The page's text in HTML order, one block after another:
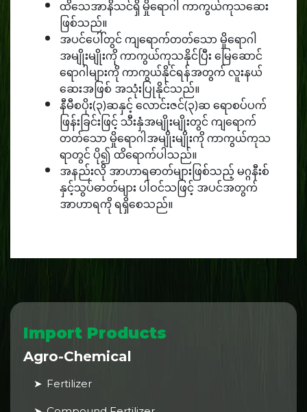
ထိသေအာနိသင်ရှိ မှိုရောဂါ ကာကွယ်ကုသဆေး
ဖြစ်သည်။
အပင်ပေါ်တွင် ကျရောက်တတ်သော မှိုရောဂါ
အမျိုးမျိုးကို ကာကွယ်ကုသနိုင်ပြီး မြေဆောင်
ရောဂါများကို ကာကွယ်နိုင်ရန်အတွက် လူးနယ်
ဆေးအဖြစ် အသုံးပြုနိုင်သည်။
နီမီစပိုး(၃)ဆနှင့် လောင်းဇင်(၃)ဆ ရောစပ်ပက်
ဖြန်းခြင်းဖြင့် သီးနှံအမျိုးမျိုးတွင် ကျရောက်
တတ်သော မှိုရောဂါအမျိုးမျိုးကို ကာကွယ်ကုသ
ရာတွင် ပို၍ ထိရောက်ပါသည်။
အနည်းလို အာဟာရဓာတ်များဖြစ်သည့် မဂ္ဂနီးစ်
နှင့်သွပ်ဓာတ်များ ပါဝင်သဖြင့် အပင်အတွက်
အာဟာရကို ရရှိစေသည်။
Import Products
Agro-Chemical
Fertilizer